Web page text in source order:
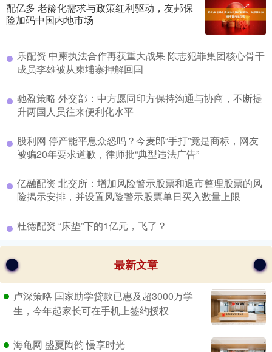
配亿多 老龄化需求与政策红利驱动，友邦保
险加码中国内地市场
​乐配资 中柬执法合作再获重大战果 陈志犯罪集团核心骨干
成员李雄被从柬埔寨押解回国
​驰盈策略 外交部：中方愿同印方保持沟通与协商，不断提
升两国人员往来便利化水平
​股利网 停产能平息众怒吗？今麦郎“手打”竟是商标，网友
被骗20年要求道歉，律师批“典型违法广告”
​亿融配资 北交所：增加风险警示股票和退市整理股票的风
险揭示安排，并设置风险警示股票单日买入数量上限
​杜德配资 “床垫”下的1亿元，飞了？
最新文章
卢深策略 国家助学贷款已惠及超3000万学
生，今年起家长可在手机上签约授权
海龟网 盛夏陶韵 慢享时光